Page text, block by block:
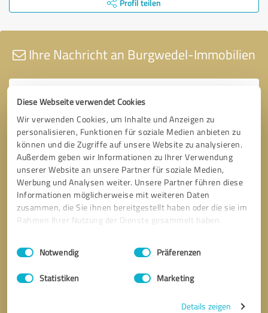
Diese Webseite verwendet Cookies
Wir verwenden Cookies, um Inhalte und Anzeigen zu
personalisieren, Funktionen für soziale Medien anbieten zu
können und die Zugriffe auf unsere Website zu analysieren.
Außerdem geben wir Informationen zu Ihrer Verwendung
unserer Website an unsere Partner für soziale Medien,
Werbung und Analysen weiter. Unsere Partner führen diese
Informationen möglicherweise mit weiteren Daten
zusammen, die Sie ihnen bereitgestellt haben oder die sie im
Rahmen Ihrer Nutzung der Dienste gesammelt haben.
Impressum Datenschutzbestimmungen
Einwilligungsauswahl
Notwendig Präferenzen
Statistiken Marketing
Details zeigen
Profil teilen
Ihre Nachricht an Burgwedel-Immobilien